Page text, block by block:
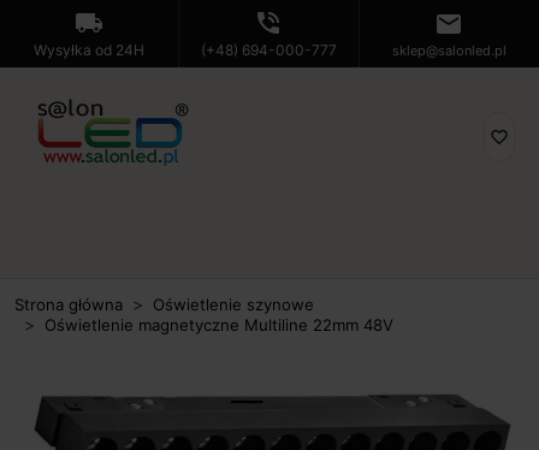
local_shipping
Wysyłka od 24H
phone_in_talk
(+48) 694-000-777
mail
sklep@salonled.pl
favorite_border
Strona główna
Oświetlenie szynowe
Oświetlenie magnetyczne Multiline 22mm 48V